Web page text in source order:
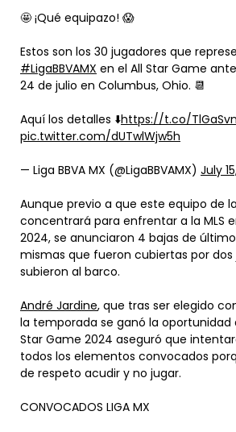
🤩 ¡Qué equipazo! 😱
Estos son los 30 jugadores que
#LigaBBVAMX en el All Star Game ante
24 de julio en Columbus, Ohio. 📆
Aquí los detalles ⬇️https://t.co/
pic.twitter.com/dUTwlWjw5h
— Liga BBVA MX (@LigaBBVAMX) July
Aunque previo a que este equipo de
concentrará para enfrentar a la MLS
2024, se anunciaron 4 bajas de
mismas que fueron cubiertas por dos
subieron al barco.
André Jardine, que tras ser elegido
la temporada se ganó la oportunidad
Star Game 2024 aseguró que
todos los elementos convocados
de respeto acudir y no jugar.
CONVOCADOS LIGA MX